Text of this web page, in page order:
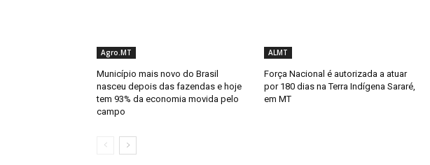
Agro.MT
Município mais novo do Brasil
nasceu depois das fazendas e hoje
tem 93% da economia movida pelo
campo
ALMT
Força Nacional é autorizada a atuar
por 180 dias na Terra Indígena Sararé,
em MT